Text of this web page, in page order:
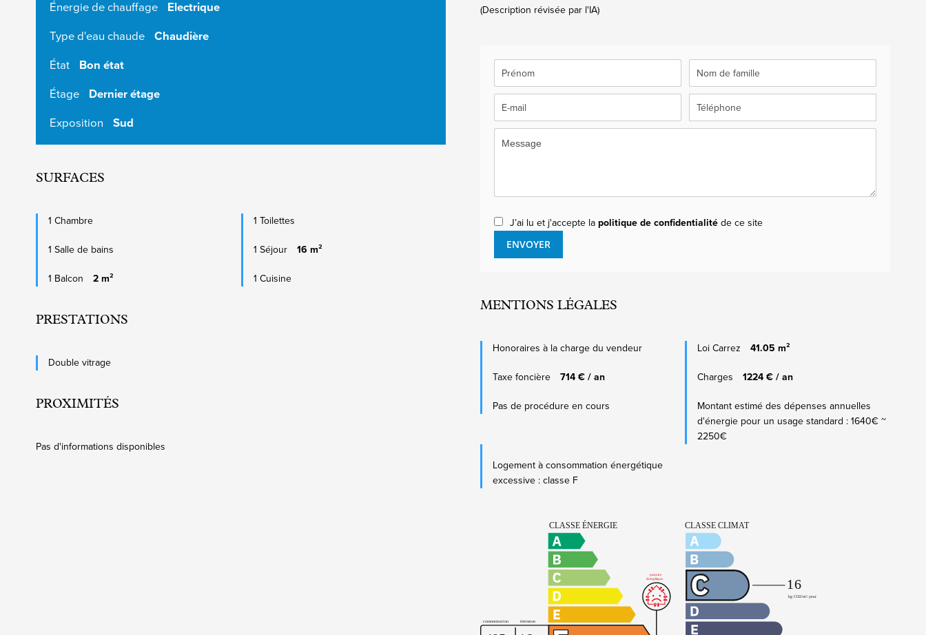
Énergie de chauffage Electrique
Type d'eau chaude Chaudière
État Bon état
Étage Dernier étage
Exposition Sud
SURFACES
1 Chambre 1 Toilettes
1 Salle de bains 1 Séjour 16 m²
1 Balcon 2 m² 1 Cuisine
PRESTATIONS
Double vitrage
PROXIMITÉS
Pas d'informations disponibles
(Description révisée par l'IA)
J’ai lu et j'accepte la politique de confidentialitéde ce site
ENVOYER
MENTIONS LÉGALES
Honoraires à la charge du vendeur Loi Carrez 41.05 m²
Taxe foncière 714 € / an Charges 1224 € / an
Pas de procédure en cours
Montant estimé des dépenses annuelles
d'énergie pour un usage standard : 1640€ ~
2250€
Logement à consommation énergétique
excessive : classe F